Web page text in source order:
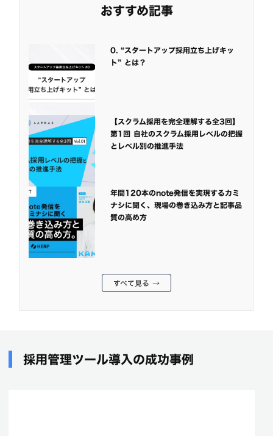
おすすめ記事
0. “スタートアップ採用立ち上げキッ
ト” とは？
【スクラム採用を完全理解する全3回】
第1回 自社のスクラム採用レベルの把握
とレベル別の推進手法
年間120本のnote発信を実現するカミ
ナシに聞く、現場の巻き込み方と記事品
質の高め方
すべて見る →
採用管理ツール導入の成功事例